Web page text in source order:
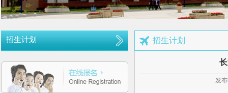
公布2026年高考招生录取使用电话号码
长沙航空职业技术学院空中乘务、机场运行服务与管理报考须知
多少分可报考长沙航空职业技术学院
长沙航空职业技术学院2026年定向培养军士报考须知
长沙航空职业技术学院2026年报考指南
长沙航空职业技术学院2026年招生计划发布
招生计划 招生计划
发